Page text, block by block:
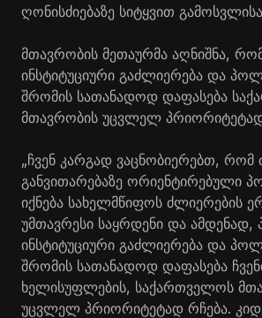
ღონისძიებაზე სიტყვით
მთავრობის მეთაურმა აღნიშნა,
ინსტიტუციური გაძლიერება და
შრომის სათანადოდ დაფასება
მთავრობის უცვლელ
„ჩვენ კარგად ვაცნობიერებთ,
განვითარებაზე ორიენტირებული
იქნება სახელმწიფოს ძლიერების
უმთავრესი საყრდენი და ამდენად,
ინსტიტუციური გაძლიერება და
შრომის სათანადოდ დაფასება
ხელისუფლების, საქართველოს
უცვლელ პრიორიტეტად რჩება.